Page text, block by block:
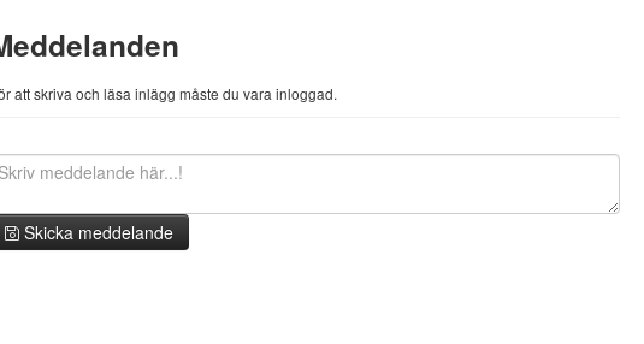
att skriva och läsa inlägg måste du vara inloggad.
Skicka meddelande